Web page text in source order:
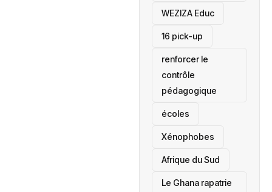
‎WEZIZA Educ
16 pick-up
renforcer le
contrôle
pédagogique
écoles
‎Xénophobes
Afrique du Sud
Le Ghana rapatrie